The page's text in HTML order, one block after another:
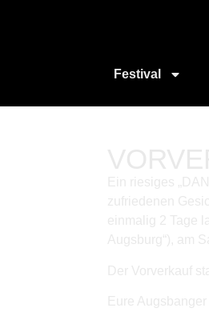
Festival